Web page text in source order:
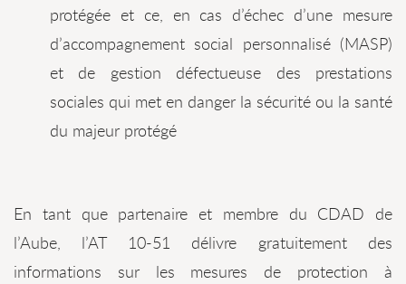
protégée et ce, en cas d’échec d’une mesure
d’accompagnement social personnalisé (MASP)
et de gestion défectueuse des prestations
sociales qui met en danger la sécurité ou la santé
du majeur protégé
En tant que partenaire et membre du CDAD de
l’Aube, l’AT 10-51 délivre gratuitement des
informations sur les mesures de protection à